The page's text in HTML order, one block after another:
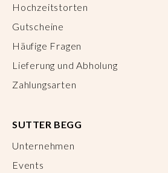
Hochzeitstorten
Gutscheine
Häufige Fragen
Lieferung und Abholung
Zahlungsarten
SUTTER BEGG
Unternehmen
Events